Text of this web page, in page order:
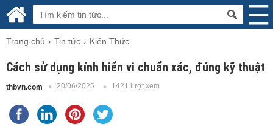
Trang chủ Tin tức Kiến Thức
Cách sử dụng kính hiển vi chuẩn xác, đúng kỹ thuật
thbvn.com 20/06/2025 1421 lượt xem